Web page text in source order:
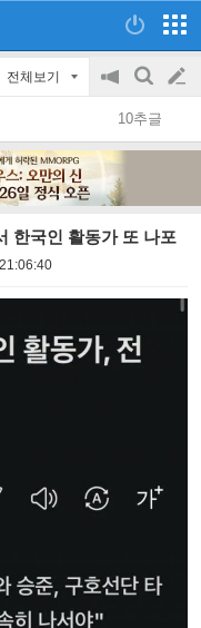
전체보기
공
지
on/off
검
색
글
쓰
10추글
한국인 활동가 또 나포